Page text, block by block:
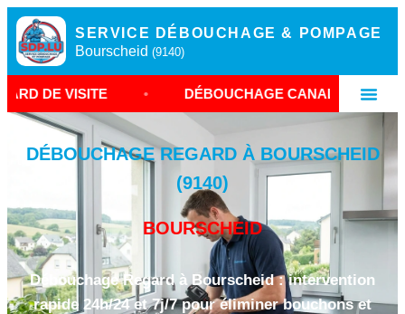
SERVICE DÉBOUCHAGE & POMPAGE
Bourscheid (9140)
• DÉBOUCHAGE CANALISATION BOURSCHEID
DÉBOUCHAGE REGARD À BOURSCHEID
(9140)
BOURSCHEID
Débouchage Regard à Bourscheid : intervention
rapide 24h/24 et 7j/7 pour éliminer bouchons et